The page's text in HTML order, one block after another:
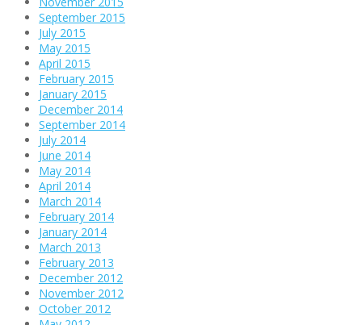
September 2015
July 2015
May 2015
April 2015
February 2015
January 2015
December 2014
September 2014
July 2014
June 2014
May 2014
April 2014
March 2014
February 2014
January 2014
March 2013
February 2013
December 2012
November 2012
October 2012